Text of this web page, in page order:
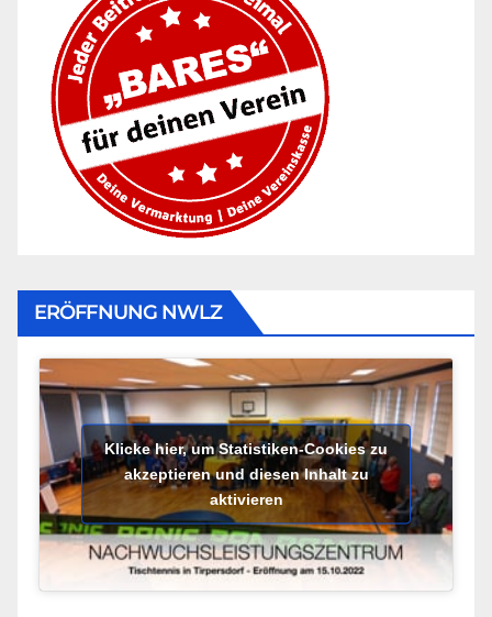
ERÖFFNUNG NWLZ
Klicke hier, um Statistiken-Cookies zu
akzeptieren und diesen Inhalt zu
aktivieren